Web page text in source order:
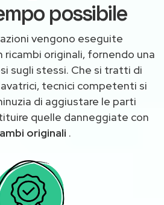
possibile
vengono eseguite
ricambi originali, fornendo una
sugli stessi. Che si tratti di
tecnici competenti si
di aggiustare le parti
quelle danneggiate con
originali .